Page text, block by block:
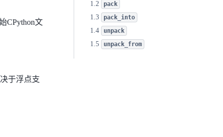
CPython文
于浮点支
pack
pack_into
unpack
unpack_from